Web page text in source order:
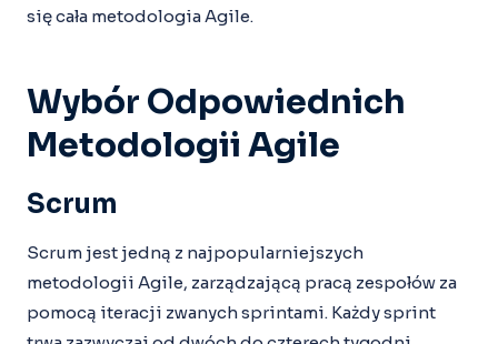
się cała metodologia Agile.
Wybór Odpowiednich
Metodologii Agile
Scrum
Scrum jest jedną z najpopularniejszych
metodologii Agile, zarządzającą pracą zespołów za
pomocą iteracji zwanych sprintami. Każdy sprint